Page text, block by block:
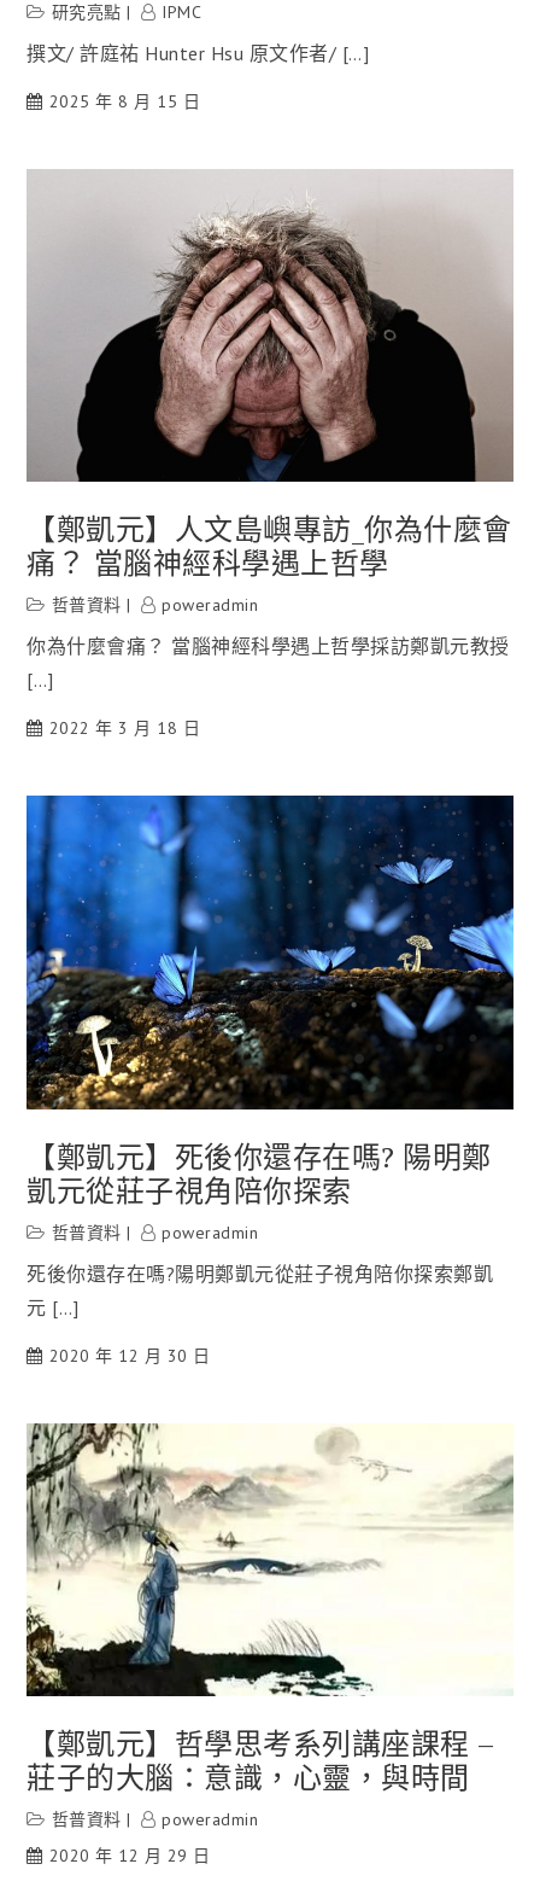
研究亮點 IPMC
撰文/ 許庭祐 Hunter Hsu 原文作者/ […]
2025 年 8 月 15 日
【鄭凱元】人文島嶼專訪_你為什麼會
痛？ 當腦神經科學遇上哲學
哲普資料 poweradmin
你為什麼會痛？ 當腦神經科學遇上哲學採訪鄭凱元教授
[…]
2022 年 3 月 18 日
【鄭凱元】死後你還存在嗎? 陽明鄭
凱元從莊子視角陪你探索
哲普資料 poweradmin
死後你還存在嗎?陽明鄭凱元從莊子視角陪你探索鄭凱
元 […]
2020 年 12 月 30 日
【鄭凱元】哲學思考系列講座課程 –
莊子的大腦：意識，心靈，與時間
哲普資料
poweradmin
2020 年 12 月 29 日